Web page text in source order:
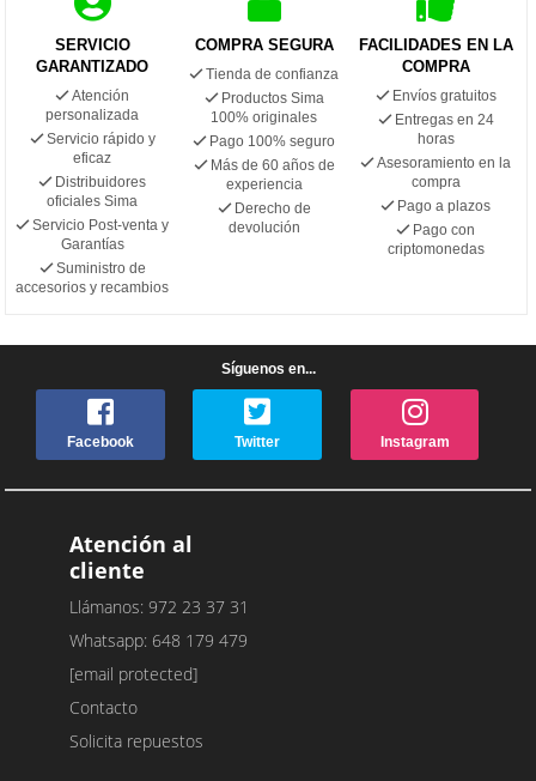
SERVICIO
GARANTIZADO
Atención
personalizada
Servicio rápido y
eficaz
Distribuidores
oficiales Sima
Servicio Post-venta y
Garantías
Suministro de
accesorios y recambios
COMPRA SEGURA
Tienda de confianza
Productos Sima
100% originales
Pago 100% seguro
Más de 60 años de
experiencia
Derecho de
devolución
FACILIDADES EN LA
COMPRA
Envíos gratuitos
Entregas en 24
horas
Asesoramiento en la
compra
Pago a plazos
Pago con
criptomonedas
Síguenos en...
Facebook Twitter Instagram
Atención al
cliente
Llámanos: 972 23 37 31
Whatsapp: 648 179 479
[email protected]
Contacto
Solicita repuestos